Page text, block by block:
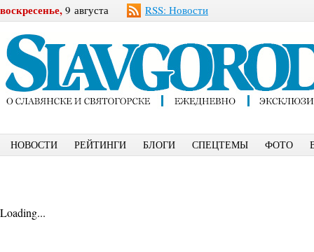
воскресенье, 9 августа RSS: Новости
НОВОСТИ РЕЙТИНГИ БЛОГИ СПЕЦТЕМЫ ФОТО
Loading...